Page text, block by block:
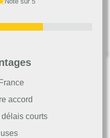
Note sur 5
accord
courts